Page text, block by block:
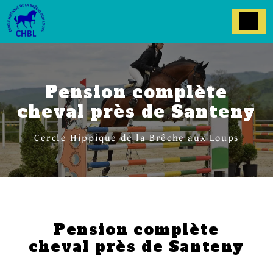
Pension complète
cheval près de Santeny
Cercle Hippique de la Brêche aux Loups
Pension complète
cheval près de Santeny
Panneau de gestion des cookies